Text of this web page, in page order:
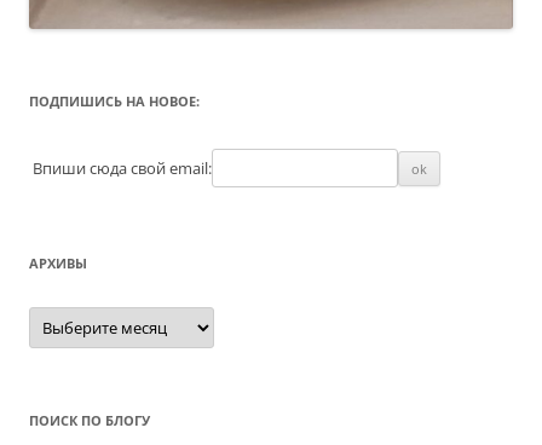
ПОДПИШИСЬ НА НОВОЕ:
Впиши сюда свой email:
АРХИВЫ
Архивы
ПОИСК ПО БЛОГУ